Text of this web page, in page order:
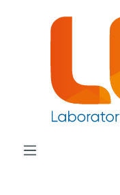
principale